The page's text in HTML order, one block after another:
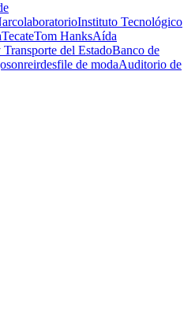
Instituto Tecnológico
TecateTom HanksAída
del EstadoBanco de
sonreirdesfile de modaAuditorio de